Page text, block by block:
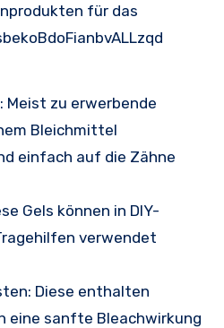
für das
zu erwerbende
Bleichmittel
einfach auf die Zähne
Gels können in DIY-
verwendet
Diese enthalten
eine sanfte Bleachwirkung